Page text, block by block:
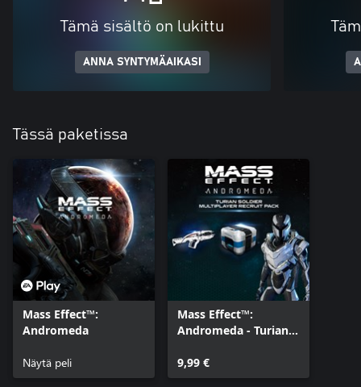
Tämä sisältö on lukittu
ANNA SYNTYMÄAIKASI
Tässä paketissa
Mass Effect™:
Andromeda
Näytä peli
Mass Effect™:
Andromeda - Turian
moninpelialokaspake
tti
9,99 €